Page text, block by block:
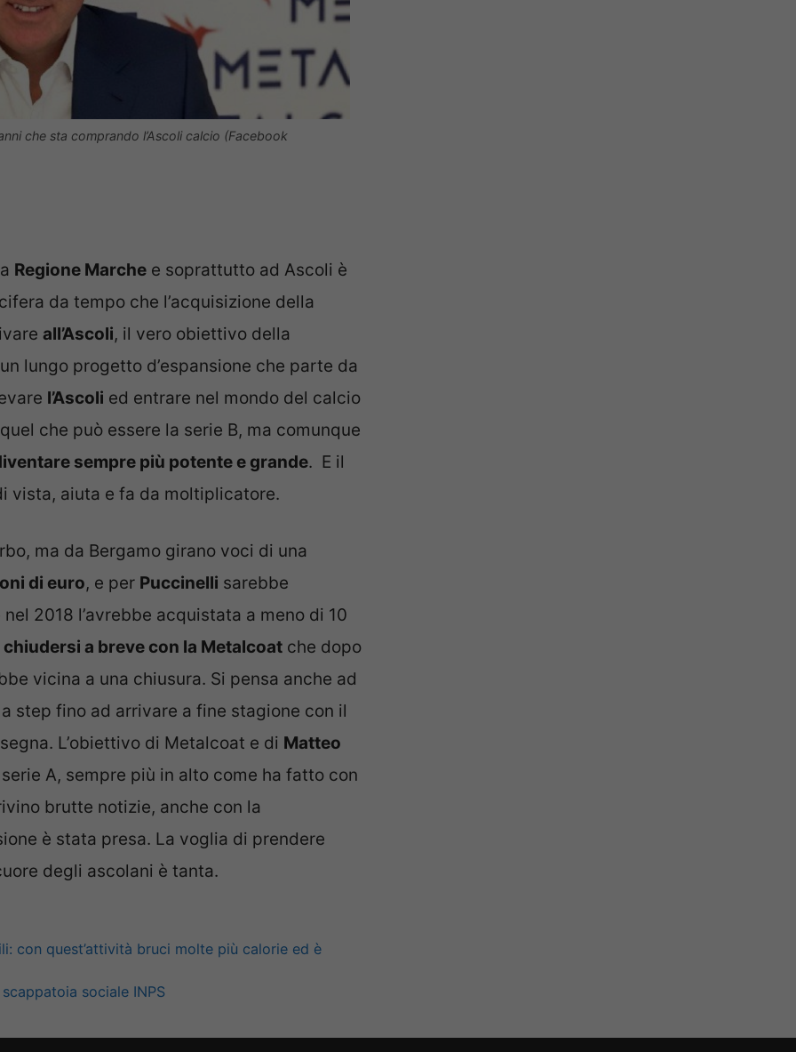
che sta comprando l’Ascoli calcio (Facebook
Regione Marche e soprattutto ad Ascoli è
da tempo che l’acquisizione della
all’Ascoli, il vero obiettivo della
lungo progetto d’espansione che parte da
l’Ascoli ed entrare nel mondo del calcio
che può essere la serie B, ma comunque
sempre più potente e grande. E il
vista, aiuta e fa da moltiplicatore.
ma da Bergamo girano voci di una
di euro, e per Puccinelli sarebbe
2018 l’avrebbe acquistata a meno di 10
a breve con la Metalcoat che dopo
vicina a una chiusura. Si pensa anche ad
step fino ad arrivare a fine stagione con il
L’obiettivo di Metalcoat e di Matteo
A, sempre più in alto come ha fatto con
brutte notizie, anche con la
è stata presa. La voglia di prendere
degli ascolani è tanta.
con quest’attività bruci molte più calorie ed è
sociale INPS